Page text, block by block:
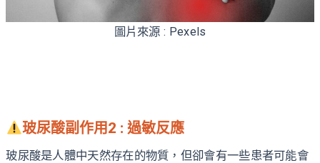
圖片來源 : Pexels
玻尿酸副作用2 : 過敏反應
玻尿酸是人體中天然存在的物質，但卻會有一些患者可能會